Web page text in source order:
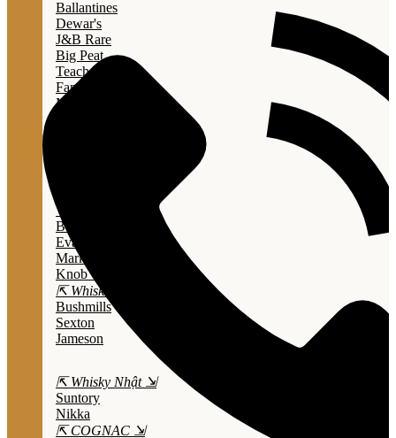
Ballantines
Dewar's
J&B Rare
Big Peat
Teacher's
Famous Grouse
Monkey Shouder
Wild Turkey
Bulleit Bourbon
Evan Williams
Marker's Mark
Knob Creek
⇱ Whiskey Ailen ⇲
Bushmills
Sexton
Jameson
⇱ Whisky Nhật ⇲
Suntory
Nikka
⇱ COGNAC ⇲